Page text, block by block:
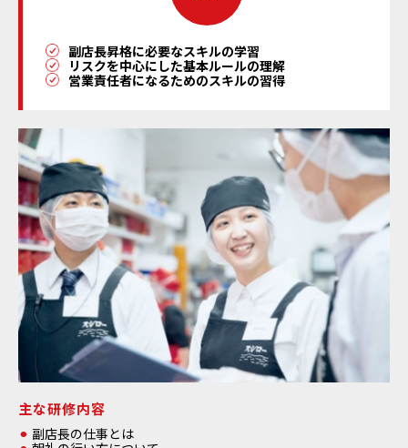
副店長昇格に必要なスキルの学習
リスクを中心にした基本ルールの理解
営業責任者になるためのスキルの習得
主な研修内容
副店長の仕事とは